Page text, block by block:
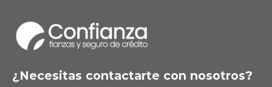
¿Necesitas contactarte con nosotros?